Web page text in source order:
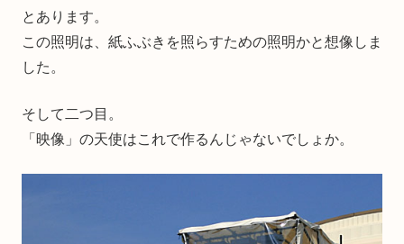
とあります。
この照明は、紙ふぶきを照らすための照明かと想像しま
した。
そして二つ目。
「映像」の天使はこれで作るんじゃないでしょか。